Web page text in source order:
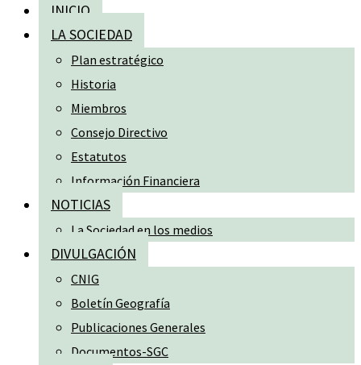
INICIO
LA SOCIEDAD
Plan estratégico
Historia
Miembros
Consejo Directivo
Estatutos
Información Financiera
NOTICIAS
La Sociedad en los medios
DIVULGACIÓN
CNIG
Boletín Geografía
Publicaciones Generales
Documentos-SGC